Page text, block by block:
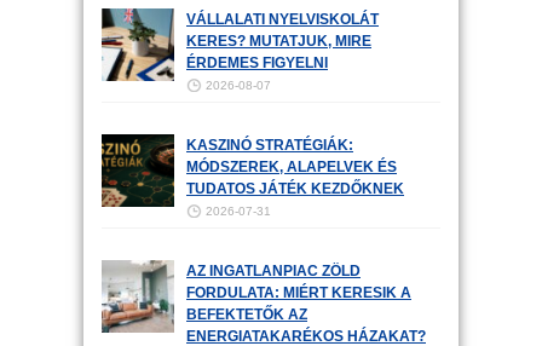
VÁLLALATI NYELVISKOLÁT
KERES? MUTATJUK, MIRE
ÉRDEMES FIGYELNI
2026-08-07
KASZINÓ STRATÉGIÁK:
MÓDSZEREK, ALAPELVEK ÉS
TUDATOS JÁTÉK KEZDŐKNEK
2026-07-31
AZ INGATLANPIAC ZÖLD
FORDULATA: MIÉRT KERESIK A
BEFEKTETŐK AZ
ENERGIATAKARÉKOS HÁZAKAT?